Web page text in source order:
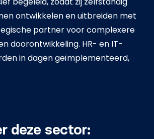
ontwikkelen en uitbreiden met
partner voor complexere
doorontwikkeling. HR- en IT-
in dagen geïmplementeerd,
deze sector: